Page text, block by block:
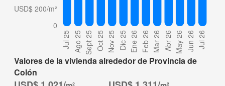
Valores de la vivienda alrededor de Provincia de
Colón